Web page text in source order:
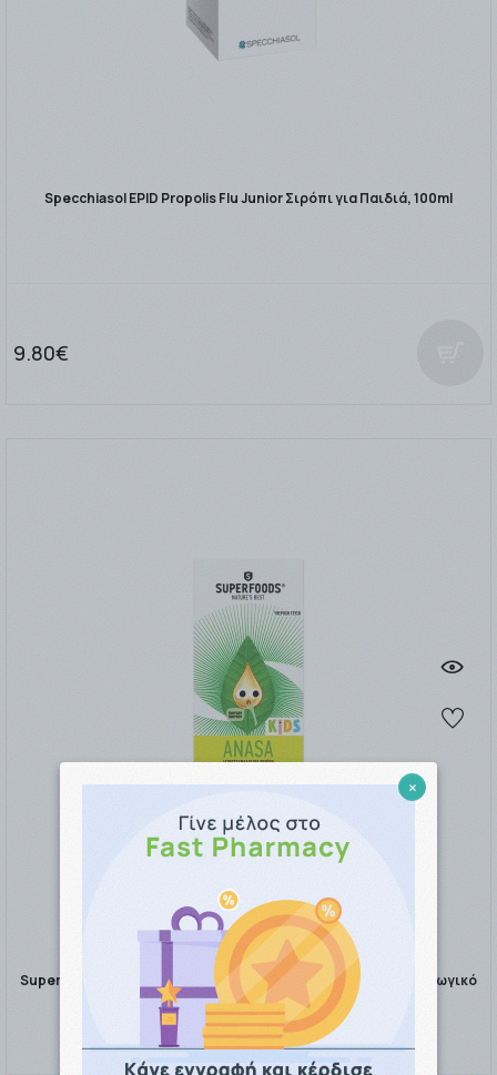
Specchiasol EPID Propolis Flu Junior Σιρόπι για Παιδιά, 100ml
9.80€
Superfoods ANASA Kids Παιδικό Σιρόπι Για Τον Ξηρό - Παραγωγικό
Βήχα Μέλι - Άλθαι …
×